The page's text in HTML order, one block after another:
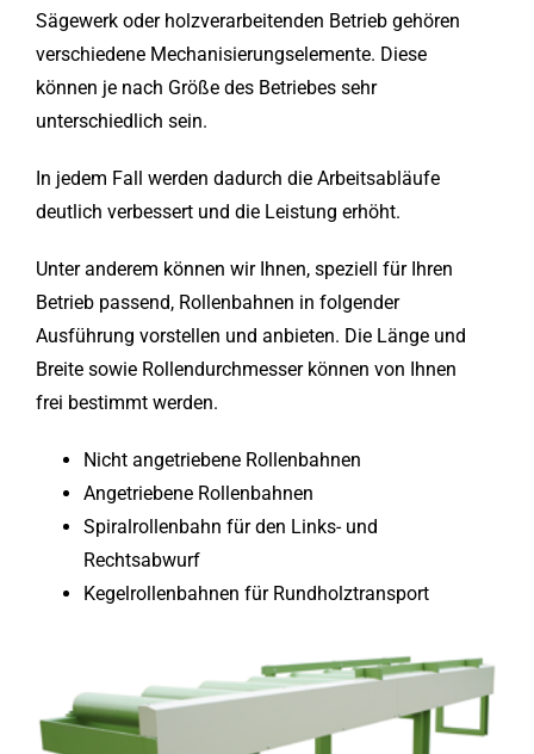
Sägewerk oder holzverarbeitenden Betrieb gehören
verschiedene Mechanisierungselemente. Diese
können je nach Größe des Betriebes sehr
unterschiedlich sein.
In jedem Fall werden dadurch die Arbeitsabläufe
deutlich verbessert und die Leistung erhöht.
Unter anderem können wir Ihnen, speziell für Ihren
Betrieb passend, Rollenbahnen in folgender
Ausführung vorstellen und anbieten. Die Länge und
Breite sowie Rollendurchmesser können von Ihnen
frei bestimmt werden.
Nicht angetriebene Rollenbahnen
Angetriebene Rollenbahnen
Spiralrollenbahn für den Links- und
Rechtsabwurf
Kegelrollenbahnen für Rundholztransport